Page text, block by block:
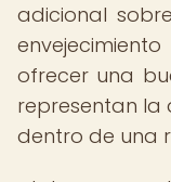
adicional
ofrecer una
representan la
dentro de una